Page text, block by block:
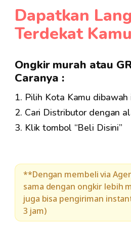
Dapatkan
Terdekat Kamu
Ongkir murah atau
Caranya :
1. Pilih Kota Kamu dibawah
2. Cari Distributor dengan
3. Klik tombol “Beli Disini”
**Dengan membeli via
sama dengan ongkir lebih
juga bisa pengiriman
3 jam)